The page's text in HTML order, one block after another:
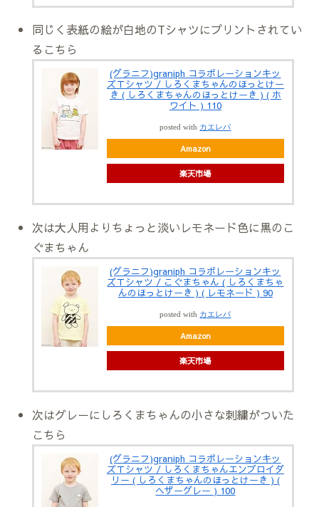
同じく表紙の絵が白地のTシャツにプリントされてい
るこちら
(グラニフ)graniph コラボレーションキッ
ズＴシャツ / しろくまちゃんのほっとけー
き ( しろくまちゃんのほっとけーき ) ( ホ
ワイト ) 110
posted with カエレバ
Amazon
楽天市場
次は大人用よりちょっと淡いレモネード色に黒のこ
ぐまちゃん
(グラニフ)graniph コラボレーションキッ
ズＴシャツ / こぐまちゃん ( しろくまちゃ
んのほっとけーき ) ( レモネード ) 90
posted with カエレバ
Amazon
楽天市場
次はグレーにしろくまちゃんの小さな刺繍がついた
こちら
(グラニフ)graniph コラボレーションキッ
ズＴシャツ / しろくまちゃんエンブロイダ
リー ( しろくまちゃんのほっとけーき ) (
ヘザーグレー ) 100